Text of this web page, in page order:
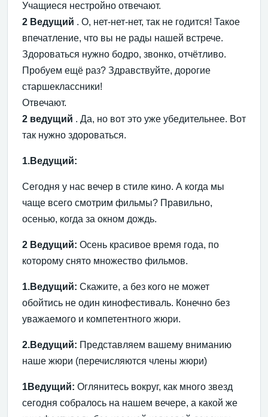
Учащиеся нестройно отвечают.
2 Ведущий . О, нет-нет-нет, так не годится! Такое
впечатление, что вы не рады нашей встрече.
Здороваться нужно бодро, звонко, отчётливо.
Пробуем ещё раз? Здравствуйте, дорогие
старшеклассники!
Отвечают.
2 ведущий . Да, но вот это уже убедительнее. Вот
так нужно здороваться.
1.Ведущий:
Сегодня у нас вечер в стиле кино. А когда мы
чаще всего смотрим фильмы? Правильно,
осенью, когда за окном дождь.
2 Ведущий: Осень красивое время года, по
которому снято множество фильмов.
1.Ведущий: Скажите, а без кого не может
обойтись не один кинофестиваль. Конечно без
уважаемого и компетентного жюри.
2.Ведущий: Представляем вашему вниманию
наше жюри (перечисляются члены жюри)
1Ведущий: Оглянитесь вокруг, как много звезд
сегодня собралось на нашем вечере, а какой же